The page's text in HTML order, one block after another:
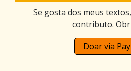
Se gosta dos meus
contributo.
Doar via